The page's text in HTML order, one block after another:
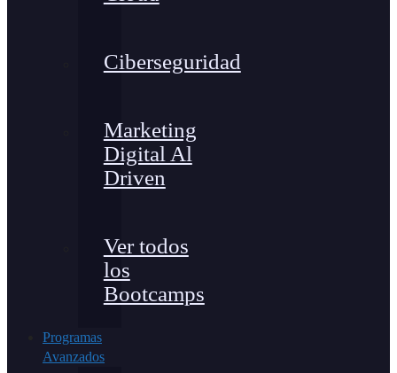
Ciberseguridad
Marketing
Digital Al
Driven
Ver todos
los
Bootcamps
Programas
Avanzados